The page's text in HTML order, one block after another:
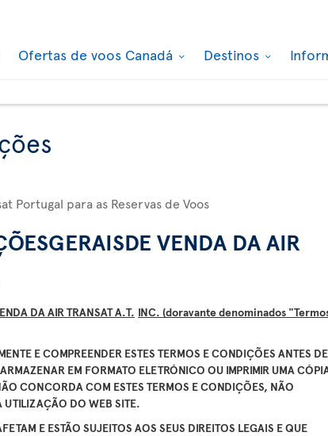
Ofertas de voos Canadá Destinos
Portugal para as Reservas de Voos
ESGERAISDE VENDA DA AIR
DA AIR TRANSAT A.T. INC. (doravante denominados
E COMPREENDER ESTES TERMOS E CONDIÇÕES ANTES DE
EM FORMATO ELETRÓNICO OU IMPRIMIR UMA
CONCORDA COM ESTES TERMOS E CONDIÇÕES, NÃO
UTILIZAÇÃO DO WEB SITE.
E ESTÃO SUJEITOS AOS SEUS DIREITOS LEGAIS E QUE